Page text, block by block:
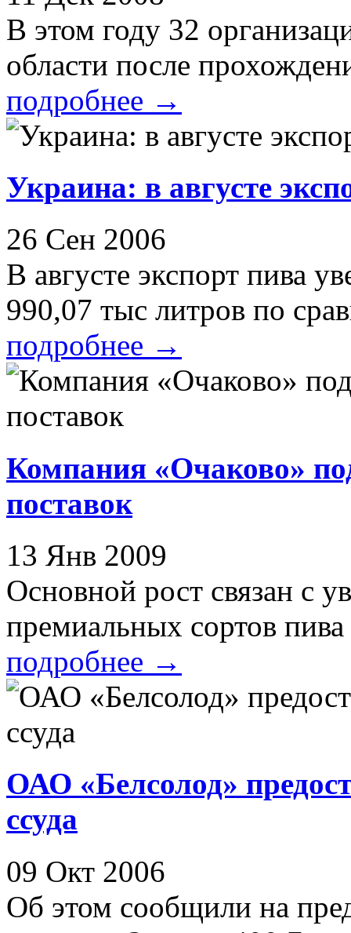
В этом году 32
области после
подробнее →
Украина: в августе
26 Сен 2006
В августе экспорт пива
990,07 тыс литров по
подробнее →
Компания «Очаково»
поставок
13 Янв 2009
Основной рост связан с
премиальных сортов
подробнее →
ОАО «Белсолод»
ссуда
09 Окт 2006
Об этом сообщили на